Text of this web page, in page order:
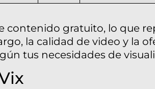
contenido gratuito, lo que
la calidad de video y la
tus necesidades de